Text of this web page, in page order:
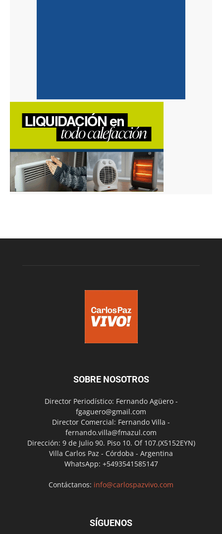
SOBRE NOSOTROS
Director Periodístico: Fernando Agüero -
fgaguero@gmail.com
Director Comercial: Fernando Villa -
fernando.villa@fmazul.com
Dirección: 9 de Julio 90. Piso 10. Of 107.(X5152EYN)
Villa Carlos Paz - Córdoba - Argentina
WhatsApp: +5493541585147
Contáctanos: info@carlospazvivo.com
SÍGUENOS